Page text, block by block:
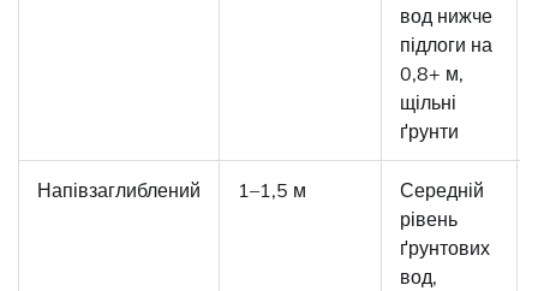
вод нижче
підлоги на
0,8+ м,
щільні
ґрунти
Напівзаглиблений 1–1,5 м
Середній
рівень
ґрунтових
вод,